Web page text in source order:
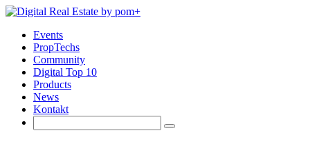
Events
PropTechs
Community
Digital Top 10
Products
News
Kontakt